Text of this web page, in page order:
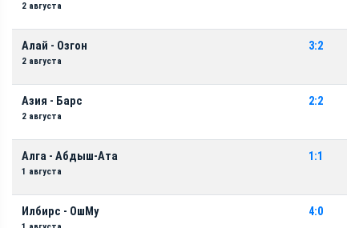
2 августа
Алай - Озгон
2 августа
3:2
Азия - Барс
2 августа
2:2
Алга - Абдыш-Ата
1 августа
1:1
Илбирс - ОшМу 4:0